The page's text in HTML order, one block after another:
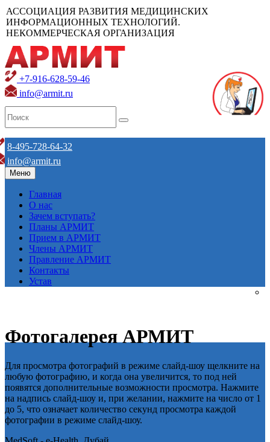
АССОЦИАЦИЯ РАЗВИТИЯ МЕДИЦИНСКИХ
ИНФОРМАЦИОННЫХ ТЕХНОЛОГИЙ.
НЕКОММЕРЧЕСКАЯ ОРГАНИЗАЦИЯ
+7-916-628-59-46
info@armit.ru
8-495-728-64-32
info@armit.ru
Меню
Главная
О нас
Зачем вступать?
Планы АРМИТ
Прием в АРМИТ
Члены АРМИТ
Правление АРМИТ
Контакты
Устав
Фотогалерея АРМИТ
Для просмотра фотографий в режиме слайд-шоу щелкните на
любую фотографию, и когда она увеличится, то под ней
появятся дополнительные возможности просмотра. Нажмите
на надпись слайд-шоу и, при желании, нажмите на число от 1
до 5, что означает количество секунд просмотра каждой
фотографии в режиме слайд-шоу.